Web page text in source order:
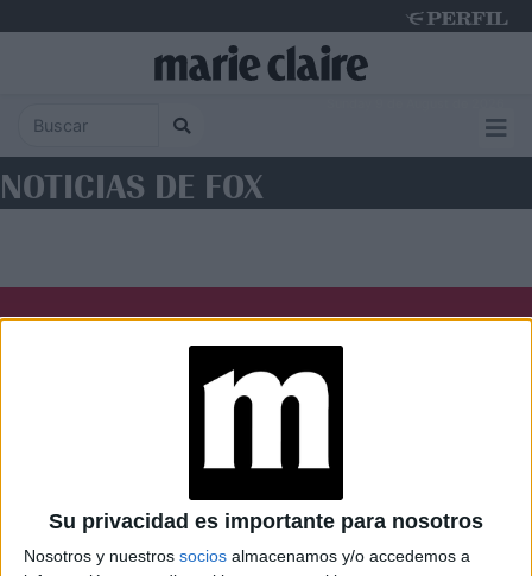
Su privacidad es importante para nosotros
Nosotros y nuestros socios almacenamos y/o accedemos a
NOTICIAS DE FOX
Caras Noticias
Weekend Parabrisas
Look
Luz Mía Lunateen Break BATimes